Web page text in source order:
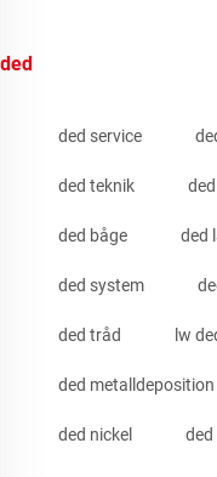
ded
ded service
ded teknik
ded båge ded
ded system
ded tråd lw
ded metalldeposition
ded nickel